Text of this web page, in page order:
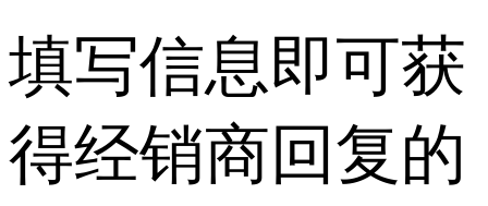
填写信息即可获
得经销商回复的